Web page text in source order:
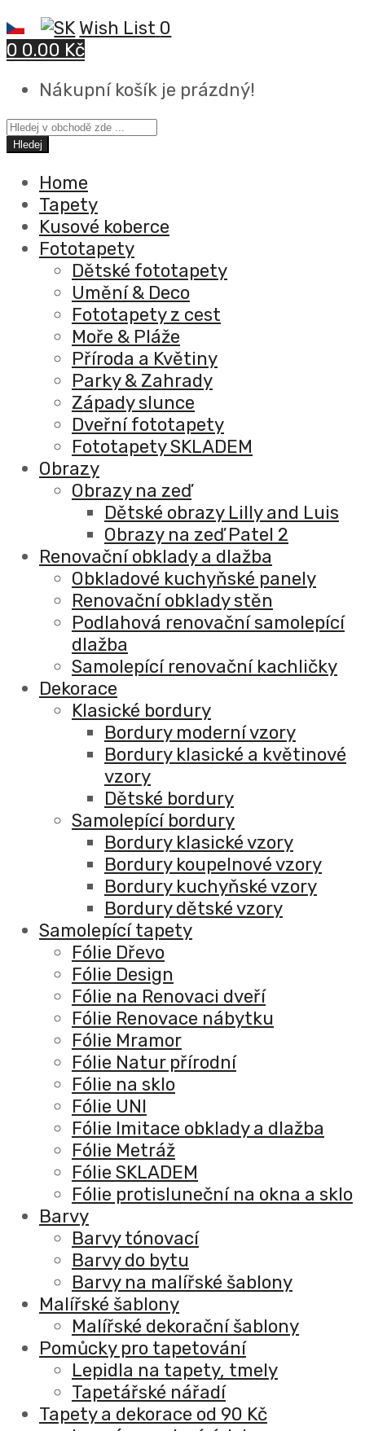
Wish List 0
0 0.00 Kč
Nákupní košík je prázdný!
Hledej
Home
Tapety
Kusové koberce
Fototapety
Dětské fototapety
Umění & Deco
Fototapety z cest
Moře & Pláže
Příroda a Květiny
Parky & Zahrady
Západy slunce
Dveřní fototapety
Fototapety SKLADEM
Obrazy
Obrazy na zeď
Dětské obrazy Lilly and Luis
Obrazy na zeď Patel 2
Renovační obklady a dlažba
Obkladové kuchyňské panely
Renovační obklady stěn
Podlahová renovační samolepící
dlažba
Samolepící renovační kachličky
Dekorace
Klasické bordury
Bordury moderní vzory
Bordury klasické a květinové
vzory
Dětské bordury
Samolepící bordury
Bordury klasické vzory
Bordury koupelnové vzory
Bordury kuchyňské vzory
Bordury dětské vzory
Samolepící tapety
Fólie Dřevo
Fólie Design
Fólie na Renovaci dveří
Fólie Renovace nábytku
Fólie Mramor
Fólie Natur přírodní
Fólie na sklo
Fólie UNI
Fólie Imitace obklady a dlažba
Fólie Metráž
Fólie SKLADEM
Fólie protisluneční na okna a sklo
Barvy
Barvy tónovací
Barvy do bytu
Barvy na malířské šablony
Malířské šablony
Malířské dekorační šablony
Pomůcky pro tapetování
Lepidla na tapety, tmely
Tapetářské nářadí
Tapety a dekorace od 90 Kč